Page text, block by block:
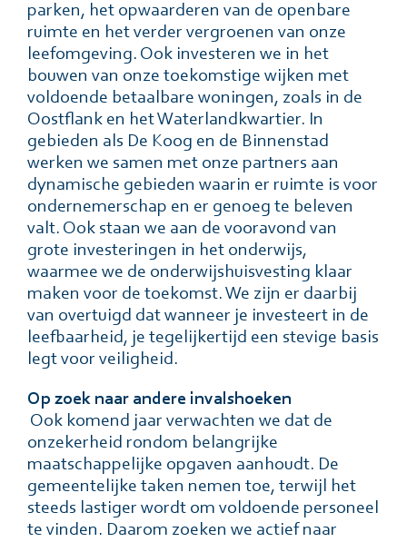
parken, het opwaarderen van de openbare
ruimte en het verder vergroenen van onze
leefomgeving. Ook investeren we in het
bouwen van onze toekomstige wijken met
voldoende betaalbare woningen, zoals in de
Oostflank en het Waterlandkwartier. In
gebieden als De Koog en de Binnenstad
werken we samen met onze partners aan
dynamische gebieden waarin er ruimte is voor
ondernemerschap en er genoeg te beleven
valt. Ook staan we aan de vooravond van
grote investeringen in het onderwijs,
waarmee we de onderwijshuisvesting klaar
maken voor de toekomst. We zijn er daarbij
van overtuigd dat wanneer je investeert in de
leefbaarheid, je tegelijkertijd een stevige basis
legt voor veiligheid.
Op zoek naar andere invalshoeken
Ook komend jaar verwachten we dat de
onzekerheid rondom belangrijke
maatschappelijke opgaven aanhoudt. De
gemeentelijke taken nemen toe, terwijl het
steeds lastiger wordt om voldoende personeel
te vinden. Daarom zoeken we actief naar